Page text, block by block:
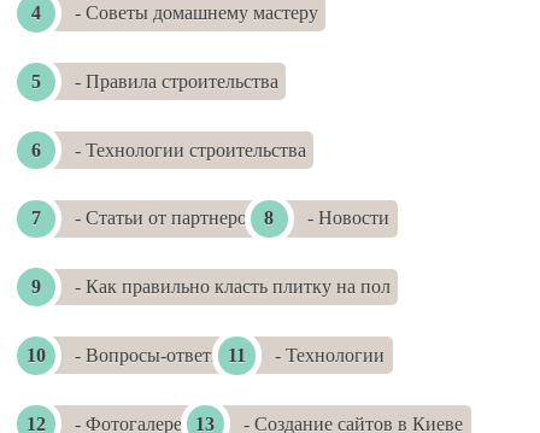
- Советы домашнему мастеру
- Правила строительства
- Технологии строительства
- Статьи от партнеров - Новости
- Как правильно класть плитку на пол
- Вопросы-ответы - Технологии
- Фотогалереи - Создание сайтов в Киеве